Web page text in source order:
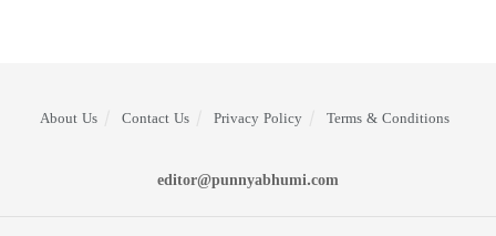
About Us Contact Us Privacy Policy Terms & Conditions
editor@punnyabhumi.com